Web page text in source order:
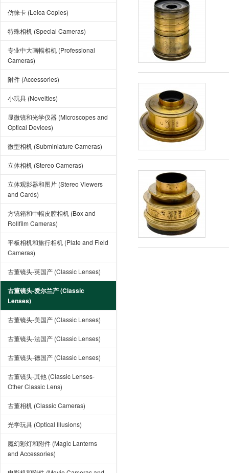
仿徕卡 (Leica Copies)
特殊相机 (Special Cameras)
专业中大画幅相机 (Professional
Cameras)
附件 (Accessories)
小玩具 (Novelties)
显微镜和光学仪器 (Microscopes and
Optical Devices)
微型相机 (Subminiature Cameras)
立体相机 (Stereo Cameras)
立体观影器和图片 (Stereo Viewers
and Cards)
方镜箱和中幅皮腔相机 (Box and
Rollfilm Cameras)
平板相机和旅行相机 (Plate and Field
Cameras)
古董镜头-英国产 (Classic Lenses)
古董镜头-爱尔兰产 (Classic
Lenses)
古董镜头-美国产 (Classic Lenses)
古董镜头-法国产 (Classic Lenses)
古董镜头-德国产 (Classic Lenses)
古董镜头-其他 (Classic Lenses-
Other Classic Lens)
古董相机 (Classic Cameras)
光学玩具 (Optical Illusions)
魔幻彩灯和附件 (Magic Lanterns
and Accessories)